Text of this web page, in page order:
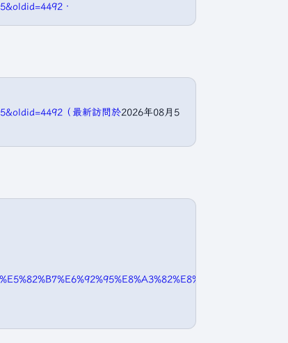
．
（最新訪問於2026年08月5